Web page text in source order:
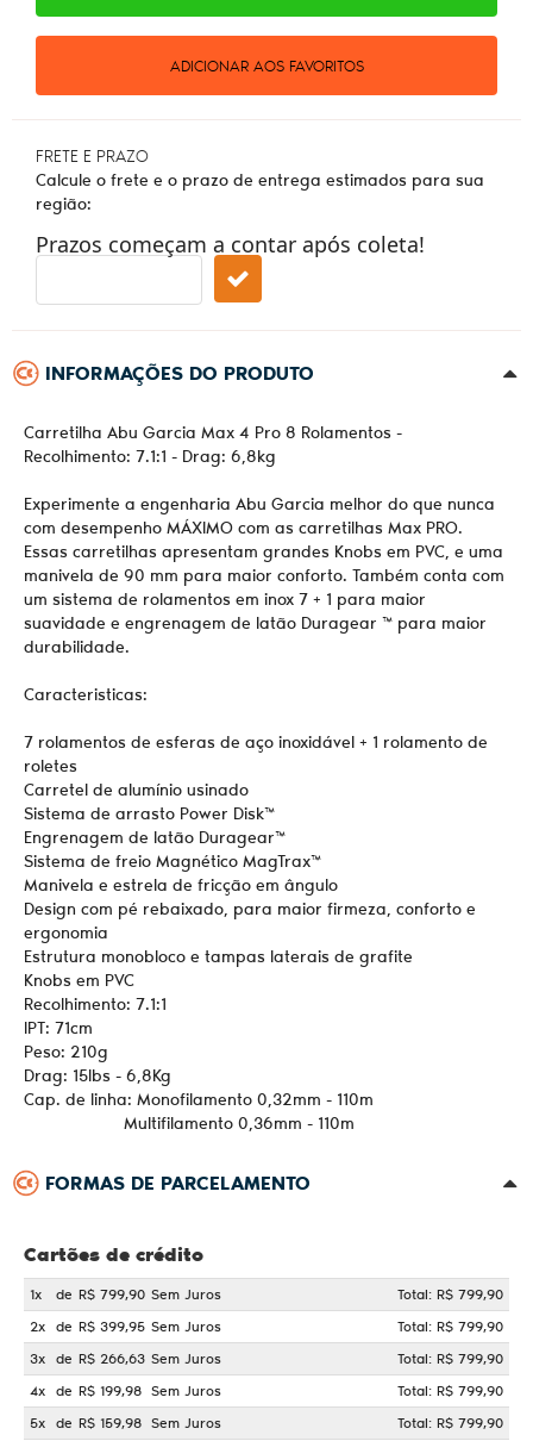
ADICIONAR AOS FAVORITOS
FRETE E PRAZO
Calcule o frete e o prazo de entrega estimados para sua
região:
Prazos começam a contar após coleta!
INFORMAÇÕES DO PRODUTO
Carretilha Abu Garcia Max 4 Pro 8 Rolamentos -
Recolhimento: 7.1:1 - Drag: 6,8kg
Experimente a engenharia Abu Garcia melhor do que nunca
com desempenho MÁXIMO com as carretilhas Max PRO.
Essas carretilhas apresentam grandes Knobs em PVC, e uma
manivela de 90 mm para maior conforto. Também conta com
um sistema de rolamentos em inox 7 + 1 para maior
suavidade e engrenagem de latão Duragear ™ para maior
durabilidade.
Caracteristicas:
7 rolamentos de esferas de aço inoxidável + 1 rolamento de
roletes
Carretel de alumínio usinado
Sistema de arrasto Power Disk™
Engrenagem de latão Duragear™
Sistema de freio Magnético MagTrax™
Manivela e estrela de fricção em ângulo
Design com pé rebaixado, para maior firmeza, conforto e
ergonomia
Estrutura monobloco e tampas laterais de grafite
Knobs em PVC
Recolhimento: 7.1:1
IPT: 71cm
Peso: 210g
Drag: 15lbs - 6,8Kg
Cap. de linha: Monofilamento 0,32mm - 110m
Multifilamento 0,36mm - 110m
FORMAS DE PARCELAMENTO
Cartões de crédito
1x de R$ 799,90 Sem Juros
Total: R$ 799,90
2x de R$ 399,95 Sem Juros
Total: R$ 799,90
3x de R$ 266,63 Sem Juros
Total: R$ 799,90
4x de R$ 199,98 Sem Juros
Total: R$ 799,90
5x de R$ 159,98 Sem Juros
Total: R$ 799,90